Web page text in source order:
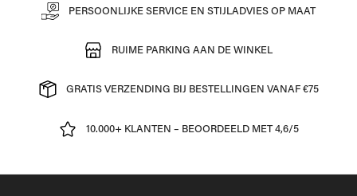
PERSOONLIJKE SERVICE EN STIJLADVIES OP MAAT
RUIME PARKING AAN DE WINKEL
GRATIS VERZENDING BIJ BESTELLINGEN VANAF €75
10.000+ KLANTEN – BEOORDEELD MET 4,6/5